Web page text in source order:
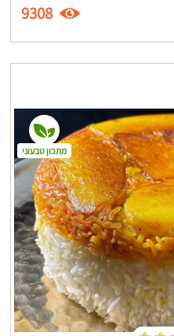
9308
מתכון טבעוני